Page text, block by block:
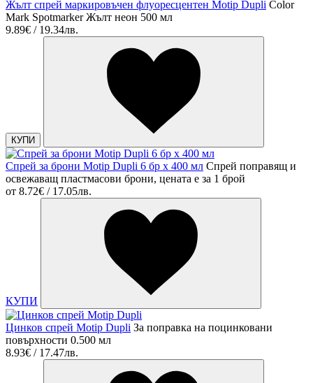
Жълт спрей маркировъчен флуоресцентен Motip Dupli Color
Mark Spotmarker Жълт неон 500 мл
9.89€ / 19.34лв.
КУПИ
Спрей за брони Motip Dupli 6 бр х 400 мл Спрей поправящ и
освежаващ пластмасови брони, цената е за 1 брой
от 8.72€ / 17.05лв.
КУПИ
Цинков спрей Motip Dupli За поправка на поцинковани
повърхности 0.500 мл
8.93€ / 17.47лв.